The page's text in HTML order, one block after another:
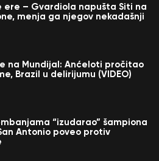
ere – Gvardiola napušta Siti na
menja ga njegov nekadašnji
na Mundijal: Anćeloti pročitao
Brazil u delirijumu (VIDEO)
“izudarao” šampiona
Antonio poveo protiv